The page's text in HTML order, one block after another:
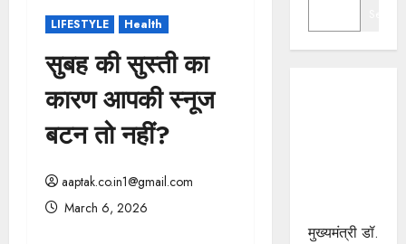
LIFESTYLE Health
सुबह की सुस्ती का
कारण आपकी स्नूज
बटन तो नहीं?
aaptak.co.in1@gmail.com
March 6, 2026
मुख्यमंत्री डॉ.